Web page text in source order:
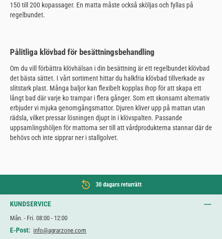
150 till 200 kopassager. En matta måste också sköljas och fyllas på
regelbundet.
Pålitliga klövbad för besättningsbehandling
Om du vill förbättra klövhälsan i din besättning är ett regelbundet klövbad
det bästa sättet. I vårt sortiment hittar du halkfria klövbad tillverkade av
slitstark plast. Många baljor kan flexibelt kopplas ihop för att skapa ett
långt bad där varje ko trampar i flera gånger. Som ett skonsamt alternativ
erbjuder vi mjuka genomgångsmattor. Djuren kliver upp på mattan utan
rädsla, vilket pressar lösningen djupt in i klövspalten. Passande
uppsamlingshöljen för mattorna ser till att vårdprodukterna stannar där de
behövs och inte sipprar ner i stallgolvet.
30 dagars returrätt
KUNDSERVICE
Mån. - Fri. 08:00 - 12:00
E-Post: info@agrarzone.com